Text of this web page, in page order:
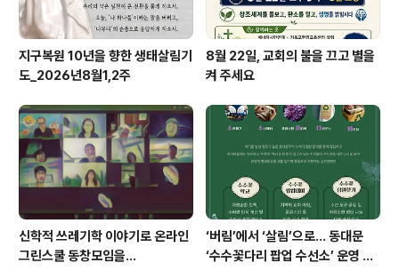
지구복원 10년을 향한 생태살림기
도_2026년8월1,2주
8월 22일, 교회의 불을 끄고 별을
켜 주세요
신학적 쓰레기학 이야기로 온라인
그린스쿨 동창모임을...
‘버림’에서 ‘살림’으로… 동대문
‘수수꽃다리 팝업 수선소’ 운영 교